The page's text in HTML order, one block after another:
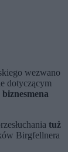
wezwano
dotyczącym
tuż
Birgfellnera